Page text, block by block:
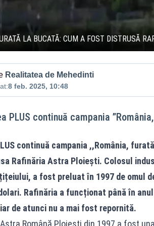
LA BUCATĂ: CUM A FOST DISTRUSĂ
Realitatea de Mehedinti
8 feb. 2025, 10:48
PLUS continuă campania
continuă campania ,,România,
Rafinăria Astra Ploiești. Colosul
a fost preluat în 1997 de omul
Rafinăria a funcționat până în
de atunci nu a mai fost repornită.
Română Ploiești din 1997 a fost